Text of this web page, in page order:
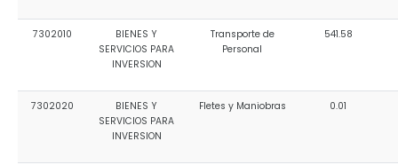
7302010
BIENES Y
SERVICIOS PARA
INVERSION
Transporte de
Personal
541.58
7302020
BIENES Y
SERVICIOS PARA
INVERSION
Fletes y Maniobras 0.01